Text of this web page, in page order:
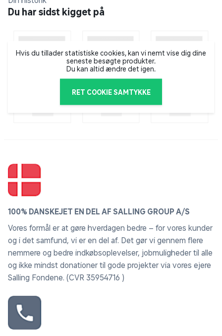
priser, så man ikke behøver at holde sig tilbage og
nøjes med at prøve enkelte varianter. Essence vil
deres sortiment, som rummer alt fra lipgloss og
øjenskygge til neglelak i alle regnbuens farver.
Du har sidst kigget på
Hvis du tillader statistiske cookies, kan vi nemt vise dig dine
seneste besøgte produkter.
Du kan altid ændre det igen.
RET COOKIE SAMTYKKE
100% DANSKEJET EN DEL AF SALLING GROUP A/S
Vores formål er at gøre hverdagen bedre – for vores kunder
og i det samfund, vi er en del af. Det gør vi gennem flere
nemmere og bedre indkøbsoplevelser, jobmuligheder til alle
og ikke mindst donationer til gode projekter via vores ejere
Salling Fondene. (CVR 35954716 )